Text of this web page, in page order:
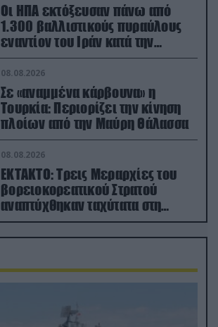
Οι ΗΠΑ εκτόξευσαν πάνω από
1.300 βαλλιστικούς πυραύλους
εναντίον του Ιράν κατά την
διάρκεια του πολέμου
08.08.2026
Σε «αναμμένα κάρβουνα» η
Τουρκία: Περιορίζει την κίνηση
πλοίων από την Μαύρη Θάλασσα
08.08.2026
ΕΚΤΑΚΤΟ: Τρεις Μεραρχίες του
βορειοκορεατικού Στρατού
αναπτύχθηκαν ταχύτατα στη
Ρωσία